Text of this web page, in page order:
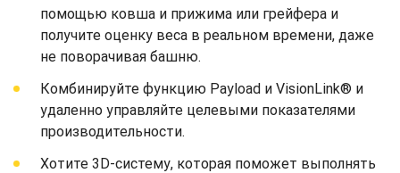
помощью ковша и прижима или грейфера и
получите оценку веса в реальном времени, даже
не поворачивая башню.
Комбинируйте функцию Payload и VisionLink® и
удаленно управляйте целевыми показателями
производительности.
Хотите 3D-систему, которая поможет выполнять